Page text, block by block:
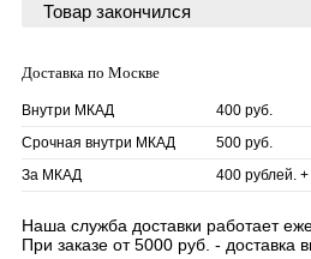
Товар закончился
Доставка по Москве
Внутри МКАД 400 руб.
Срочная внутри МКАД
500 руб.
За МКАД
400 рублей.
Наша служба доставки работает
При заказе от 5000 руб. - доставка